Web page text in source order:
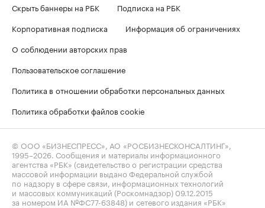
Скрыть баннеры на РБК
Подписка на РБК
Корпоративная подписка
Информация об ограничениях
О соблюдении авторских прав
Пользовательское соглашение
Политика в отношении обработки персональных данных
Политика обработки файлов cookie
© ООО «БИЗНЕСПРЕСС», АО «РОСБИЗНЕСКОНСАЛТИНГ»,
1995–2026 . Сообщения и материалы информационного
агентства «РБК» (свидетельство о регистрации средства
массовой информации выдано Федеральной службой
по надзору в сфере связи, информационных технологий
и массовых коммуникаций (Роскомнадзор) 09.12.2015
за номером ИА №ФС77-63848) и сетевого издания «РБК»